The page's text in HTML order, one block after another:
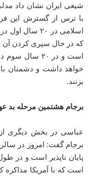
شیعی ایران نشان داد
با ترس از گسترش این
که در حال سپری کردن
است و در ۲۰
خواهد داشت و دشمنان
بزنند.
برجام هشتمین مرحله بد
عباسی در بخش دیگری از
برجام گفت: امروز در
پایان ناپذیر است و در
است که با آمریکا مذاکره